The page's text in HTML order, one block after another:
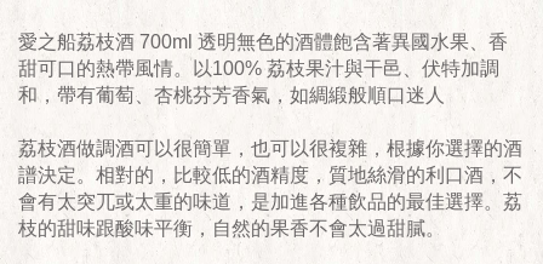
愛之船荔枝酒 700ml 透明無色的酒體飽含著異國水果、香
甜可口的熱帶風情。以100% 荔枝果汁與干邑、伏特加調
和，帶有葡萄、杏桃芬芳香氣，如綢緞般順口迷人
荔枝酒做調酒可以很簡單，也可以很複雜，根據你選擇的酒
譜決定。相對的，比較低的酒精度，質地絲滑的利口酒，不
會有太突兀或太重的味道，是加進各種飲品的最佳選擇。荔
枝的甜味跟酸味平衡，自然的果香不會太過甜膩。